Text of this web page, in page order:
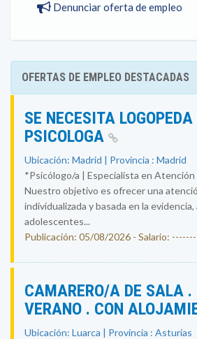
Denunciar oferta de empleo
OFERTAS DE EMPLEO DESTACADAS
SE NECESITA LOGOPEDA
PSICOLOGA
Ubicación: Madrid | Provincia : Madrid
*Psicólogo/a | Especialista en
Nuestro objetivo es ofrecer una
individualizada y basada en la
adolescentes...
Publicación: 05/08/2026 - Salario:
CAMARERO/A DE SALA .
VERANO . CON
Ubicación: Luarca | Provincia : Asturias